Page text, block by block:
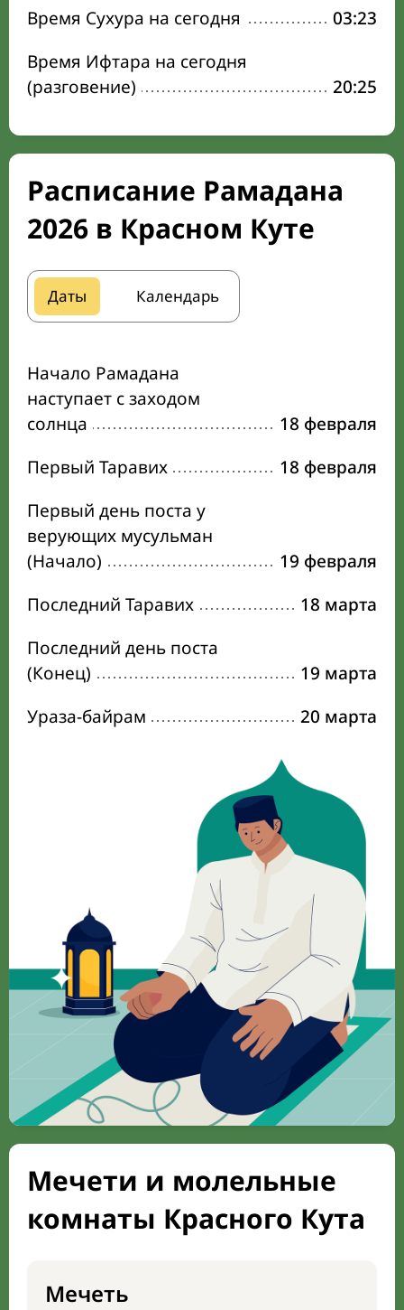
Время Сухура на сегодня
03:23
Время Ифтара на сегодня
(разговение)
20:25
Расписание Рамадана
2026 в Красном Куте
Даты Календарь
Начало Рамадана
наступает с заходом
солнца
18 февраля
Первый Таравих
18 февраля
Первый день поста у
верующих мусульман
(Начало)
19 февраля
Последний Таравих
18 марта
Последний день поста
(Конец)
19 марта
Ураза-байрам
20 марта
Мечети и молельные
комнаты Красного Кута
Мечеть